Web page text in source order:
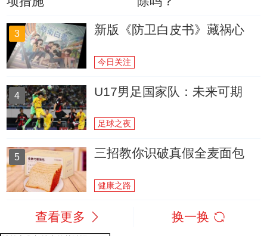
3 新版《防卫白皮书》藏祸心
今日关注
4 U17男足国家队：未来可期
足球之夜
5 三招教你识破真假全麦面包
健康之路
查看更多 换一换